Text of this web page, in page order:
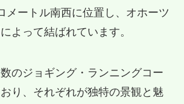
メートル南西に位置し、オホーツ
よって結ばれています。
のジョギング・ランニングコー
り、それぞれが独特の景観と魅